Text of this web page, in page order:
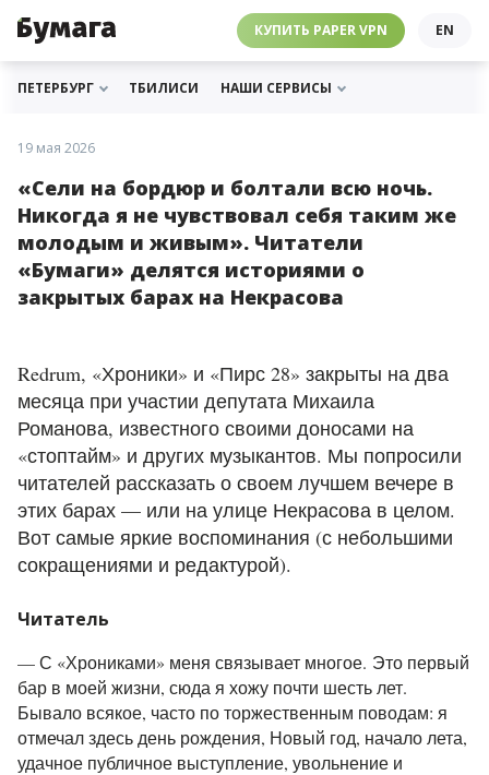
КУПИТЬ PAPER VPN EN
РАССЫЛКИ
МЫ В ИНСТАГРАМЕ
ПОДДЕРЖАТЬ «БУМАГУ»
ПЕТЕРБУРГ ТБИЛИСИ НАШИ СЕРВИСЫ
ЧЕБУРНЕТ
⛔️ ГАЙД ПРО ЧЕБУРНЕТ
МЫ В ТЕЛЕГРАМЕ
PAPER VPN
19 мая 2026
«Сели на бордюр и болтали всю ночь.
Никогда я не чувствовал себя таким же
молодым и живым». Читатели
«Бумаги» делятся историями о
закрытых барах на Некрасова
Redrum, «Хроники» и «Пирс 28» закрыты на два
месяца при участии депутата Михаила
Романова, известного своими доносами на
«стоптайм» и других музыкантов. Мы попросили
читателей рассказать о своем лучшем вечере в
этих барах — или на улице Некрасова в целом.
Вот самые яркие воспоминания (с небольшими
сокращениями и редактурой).
Читатель
—С «Хрониками» меня связывает многое. Это первый
бар в моей жизни, сюда я хожу почти шесть лет.
Бывало всякое, часто по торжественным поводам: я
отмечал здесь день рождения, Новый год, начало лета,
удачное публичное выступление, увольнение и